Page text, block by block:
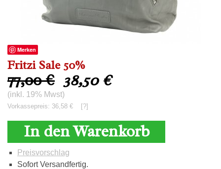
Merken
Fritzi Sale 50%
77,00 € 38,50 €
(inkl. 19% Mwst)
Vorkassepreis: 36,58 € [?]
In den Warenkorb
Preisvorschlag
Sofort Versandfertig.